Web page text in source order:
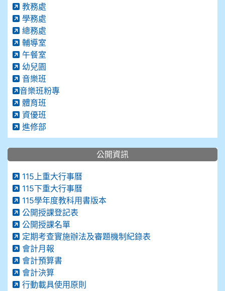
教務處
學務處
總務處
輔導室
午餐室
幼兒園
音樂班
音樂班粉專
體育班
資優班
進修部
公開資訊
115上重大行事曆
115下重大行事曆
115學年度教科用書版本
公開授課登記表
公開授課名單
定期考查實施辦法及審題機制紀錄表
會計月報
會計預算書
會計決算
行動載具使用原則